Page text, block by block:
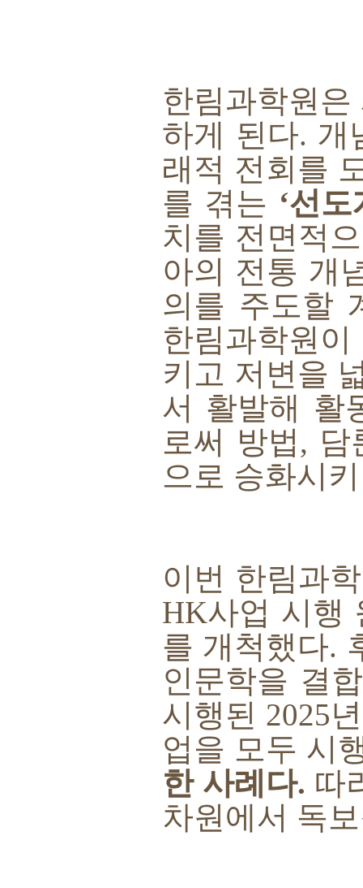
한림과학원
하게 된다. 개
래적 전회를
를 겪는 ‘선도
치를 전면적
아의 전통 개
의를 주도할
한림과학원
키고 저변을
서 활발해 활
로써 방법, 담
으로 승화시
이번 한림과
HK사업 시행
를 개척했다.
인문학을 결
시행된 2025
업을 모두 시
한 사례다. 따
차원에서 독